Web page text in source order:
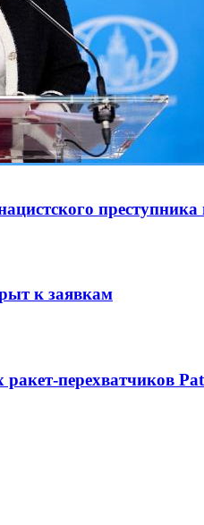
к заявкам
ракет-перехватчиков